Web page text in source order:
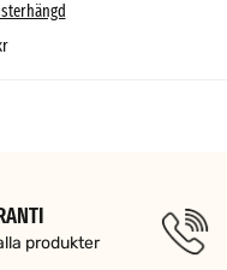
produkter